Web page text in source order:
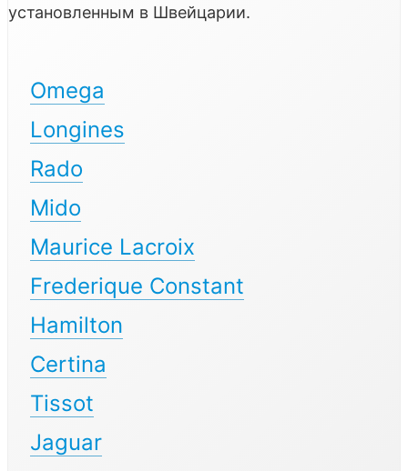
установленным в Швейцарии.
Omega
Longines
Rado
Mido
Maurice Lacroix
Frederique Constant
Hamilton
Certina
Tissot
Jaguar